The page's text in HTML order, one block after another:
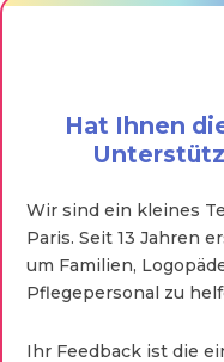
Hat Ihnen
Wir sind ein kleines
Paris. Seit 13 Jahren
um Familien,
Pflegepersonal zu
Ihr Feedback ist die